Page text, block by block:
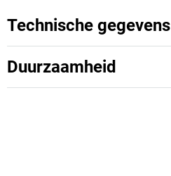
Technische gegevens
Duurzaamheid